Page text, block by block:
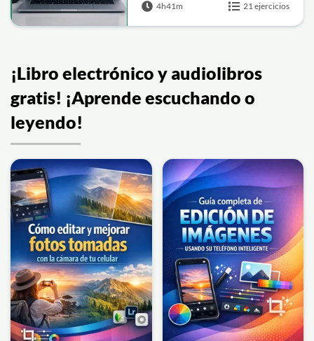
4h41m 21 ejercicios
¡Libro electrónico y audiolibros
gratis! ¡Aprende escuchando o
leyendo!